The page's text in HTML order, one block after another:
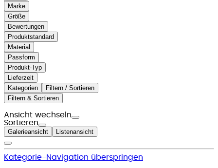
Marke
Größe
Bewertungen
Produktstandard
Material
Passform
Produkt-Typ
Lieferzeit
Kategorien
Filtern / Sortieren
Filtern & Sortieren
Ansicht wechseln
Sortieren
Galerieansicht Listenansicht
Kategorie-Navigation überspringen